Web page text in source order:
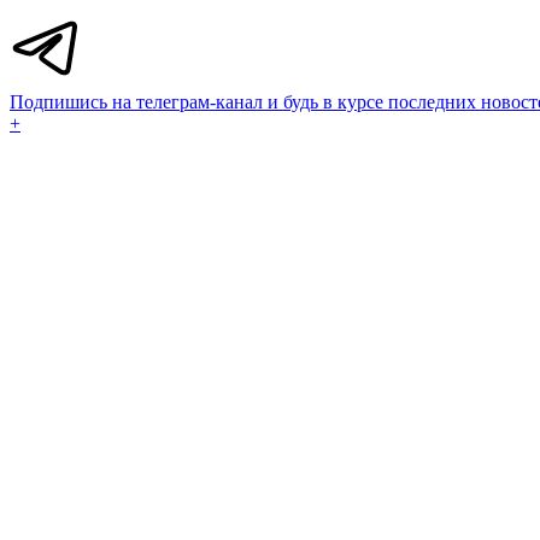
Подпишись на телеграм-канал и будь в курсе последних
+